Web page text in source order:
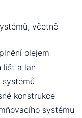
včetně
olejem
lišt a lan
systémů
konstrukce
systému